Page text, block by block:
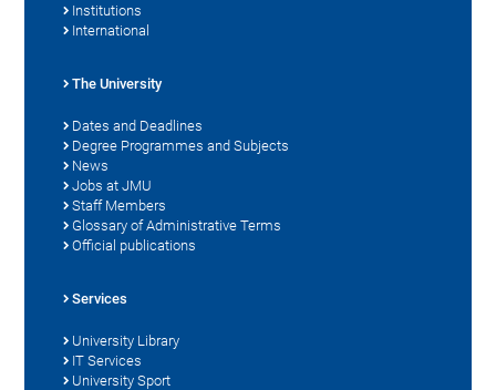
Institutions
International
The University
Dates and Deadlines
Degree Programmes and Subjects
News
Jobs at JMU
Staff Members
Glossary of Administrative Terms
Official publications
Services
University Library
IT Services
University Sport